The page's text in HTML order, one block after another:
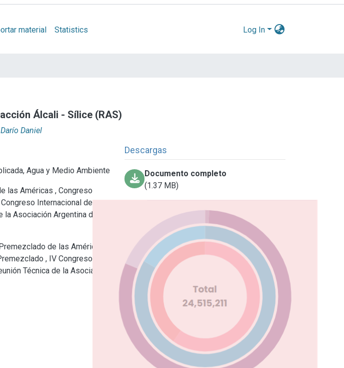
material Statistics Log In
Álcali - Sílice (RAS)
Daniel
Agua y Medio Ambiente
las Américas , Congreso
Internacional de
Asociación Argentina de
de las Américas,
, IV Congreso
Técnica de la Asociación
Descargas
Documento completo
(1.37 MB)